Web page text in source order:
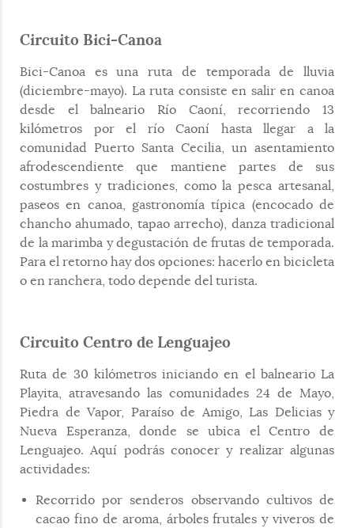
Circuito Bici-Canoa
Bici-Canoa es una ruta de temporada de lluvia
(diciembre-mayo). La ruta consiste en salir en canoa
desde el balneario Río Caoní, recorriendo 13
kilómetros por el río Caoní hasta llegar a la
comunidad Puerto Santa Cecilia, un asentamiento
afrodescendiente que mantiene partes de sus
costumbres y tradiciones, como la pesca artesanal,
paseos en canoa, gastronomía típica (encocado de
chancho ahumado, tapao arrecho), danza tradicional
de la marimba y degustación de frutas de temporada.
Para el retorno hay dos opciones: hacerlo en bicicleta
o en ranchera, todo depende del turista.
Circuito Centro de Lenguajeo
Ruta de 30 kilómetros iniciando en el balneario La
Playita, atravesando las comunidades 24 de Mayo,
Piedra de Vapor, Paraíso de Amigo, Las Delicias y
Nueva Esperanza, donde se ubica el Centro de
Lenguajeo. Aquí podrás conocer y realizar algunas
actividades:
Recorrido por senderos observando cultivos de
cacao fino de aroma, árboles frutales y viveros de